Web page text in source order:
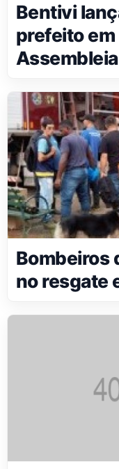
Bentivi
prefeito
Bombeiros
no resgate